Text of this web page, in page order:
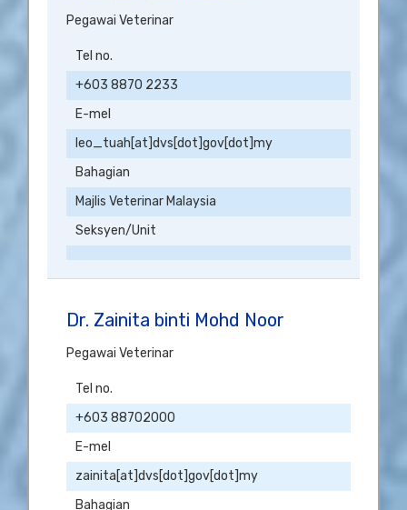
Pegawai Veterinar
Tel no.
+603 8870 2233
E-mel
leo_tuah[at]dvs[dot]gov[dot]my
Bahagian
Majlis Veterinar Malaysia
Seksyen/Unit
Dr. Zainita binti Mohd Noor
Pegawai Veterinar
Tel no.
+603 88702000
E-mel
zainita[at]dvs[dot]gov[dot]my
Bahagian